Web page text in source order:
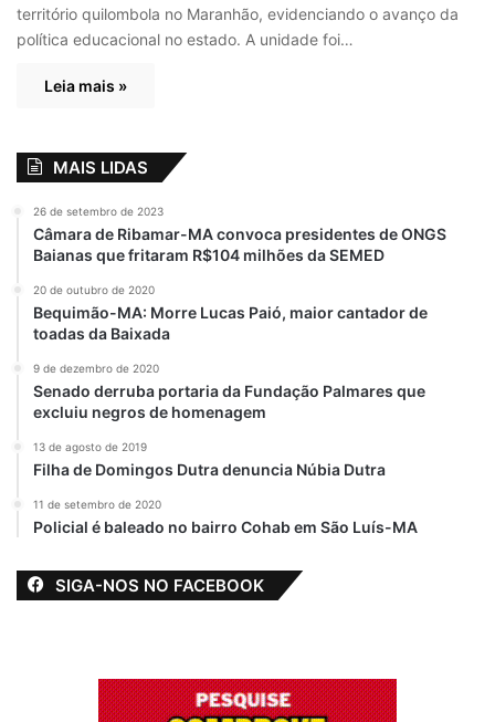
território quilombola no Maranhão, evidenciando o avanço da
política educacional no estado. A unidade foi…
Leia mais »
MAIS LIDAS
26 de setembro de 2023
Câmara de Ribamar-MA convoca presidentes de ONGS
Baianas que fritaram R$104 milhões da SEMED
20 de outubro de 2020
Bequimão-MA: Morre Lucas Paió, maior cantador de
toadas da Baixada
9 de dezembro de 2020
Senado derruba portaria da Fundação Palmares que
excluiu negros de homenagem
13 de agosto de 2019
Filha de Domingos Dutra denuncia Núbia Dutra
11 de setembro de 2020
Policial é baleado no bairro Cohab em São Luís-MA
SIGA-NOS NO FACEBOOK